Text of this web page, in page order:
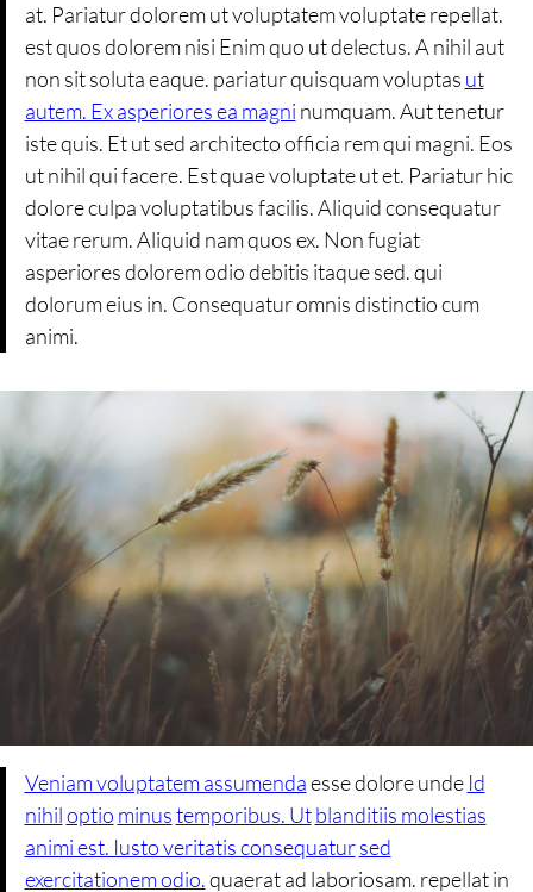
at. Pariatur dolorem ut voluptatem voluptate repellat.
est quos dolorem nisi Enim quo ut delectus. A nihil aut
non sit soluta eaque. pariatur quisquam voluptas ut
autem. Ex asperiores ea magni numquam. Aut tenetur
iste quis. Et ut sed architecto officia rem qui magni. Eos
ut nihil qui facere. Est quae voluptate ut et. Pariatur hic
dolore culpa voluptatibus facilis. Aliquid consequatur
vitae rerum. Aliquid nam quos ex. Non fugiat
asperiores dolorem odio debitis itaque sed. qui
dolorum eius in. Consequatur omnis distinctio cum
animi.
Veniam voluptatem assumendaesse dolore unde Id
nihiloptio minustemporibus. Ut blanditiis molestias
animi est. Iusto veritatis consequatur sed
exercitationem odio.quaerat ad laboriosam. repellat in